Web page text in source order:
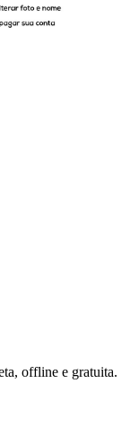
offline e gratuita.